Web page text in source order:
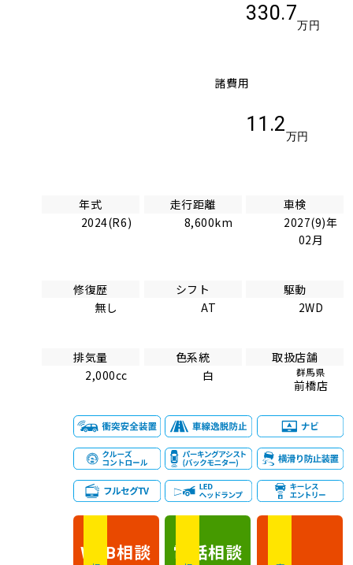
330.7
万円
諸費用
11.2
万円
年式
2024(R6)
走行距離
8,600km
車検
2027(9)年
02月
修復歴
無し
シフト
AT
駆動
2WD
排気量
2,000cc
色系統
白
取扱店舗
群馬県
前橋店
WEB相談 電話相談